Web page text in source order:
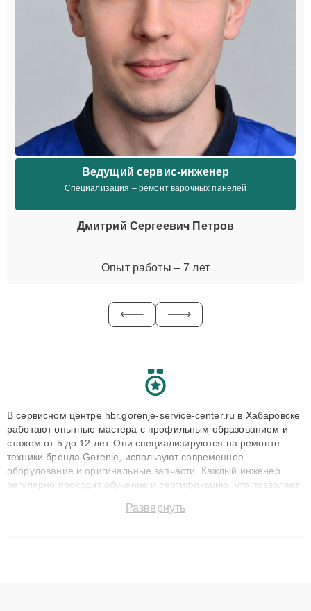
Ведущий сервис-инженер
Специализация – ремонт варочных панелей
Дмитрий Сергеевич Петров
Опыт работы – 7 лет
В сервисном центре hbr.gorenje-service-center.ru в Хабаровске
работают опытные мастера с профильным образованием и
стажем от 5 до 12 лет. Они специализируются на ремонте
техники бренда Gorenje, используют современное
оборудование и оригинальные запчасти. Каждый инженер
регулярно проходит обучение и сертификацию, что позволяет
технику с сохранением гарантии до 3 лет. Наши мастера
Развернуть